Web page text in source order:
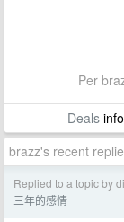
Per
Deals
brazz's recent
Replied to a topic by
三年的感情